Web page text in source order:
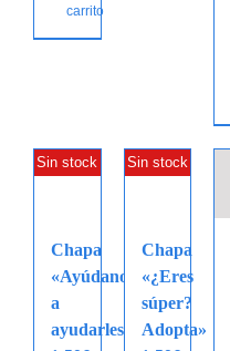
carrito
Sin stock
Chapa
«Ayúdanos
a
ayudarles»
Sin stock
Chapa
«¿Eres
súper?
Adopta»